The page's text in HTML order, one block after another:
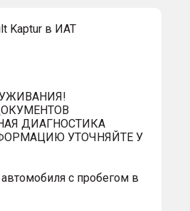
Kaptur в ИАТ
ДИАГНОСТИКА
УТОЧНЯЙТЕ У
с пробегом в